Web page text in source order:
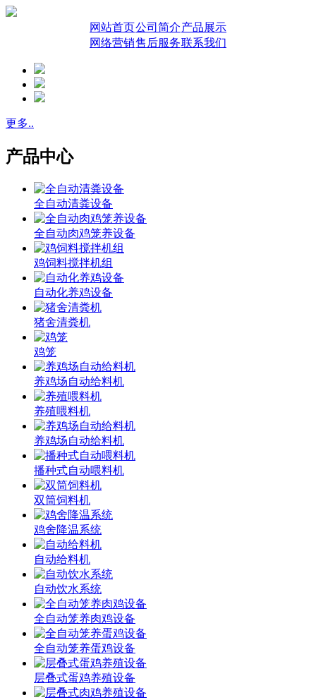
网站首页公司简介产品展示
网络营销售后服务联系我们
更多..
产品中心
全自动清粪设备
全自动肉鸡笼养设备
鸡饲料搅拌机组
自动化养鸡设备
猪舍清粪机
鸡笼
养鸡场自动给料机
养殖喂料机
养鸡场自动给料机
播种式自动喂料机
双筒饲料机
鸡舍降温系统
自动给料机
自动饮水系统
全自动笼养肉鸡设备
全自动笼养蛋鸡设备
层叠式蛋鸡养殖设备